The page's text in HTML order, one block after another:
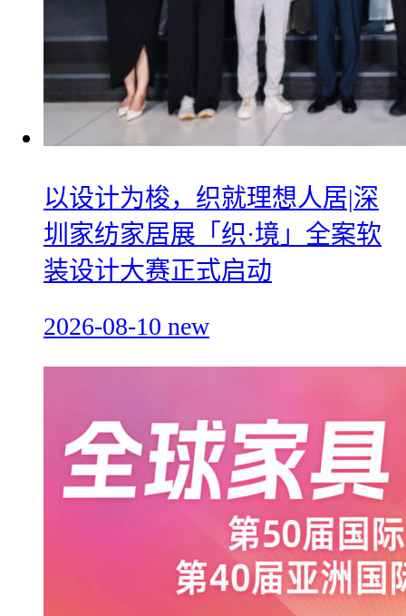
以设计为梭，织就理想人居|深
圳家纺家居展「织·境」全案软
装设计大赛正式启动
2026-08-10 new